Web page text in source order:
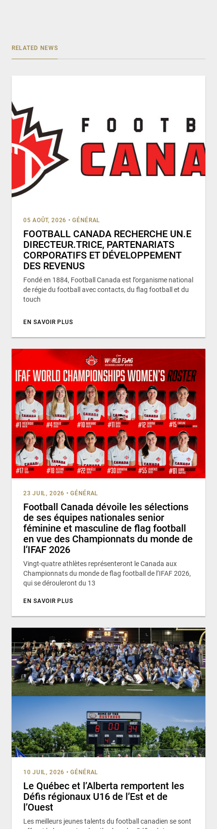
RELATED NEWS
05 AOÛT, 2026 • GÉNÉRAL
FOOTBALL CANADA RECHERCHE UN.E
DIRECTEUR.TRICE, PARTENARIATS
CORPORATIFS ET DÉVELOPPEMENT
DES REVENUS
Fondé en 1884, Football Canada est l’organisme national
de régie du football avec contacts, du flag football et du
touch
EN SAVOIR PLUS
23 JUIL, 2026 • GÉNÉRAL
Football Canada dévoile les sélections
de ses équipes nationales senior
féminine et masculine de flag football
en vue des Championnats du monde de
l’IFAF 2026
Vingt-quatre athlètes représenteront le Canada aux
Championnats du monde de flag football de l’IFAF 2026,
qui se dérouleront du 13
EN SAVOIR PLUS
10 JUIL, 2026 • GÉNÉRAL
Le Québec et l’Alberta remportent les
Défis régionaux U16 de l’Est et de
l’Ouest
Les meilleurs jeunes talents du football canadien se sont